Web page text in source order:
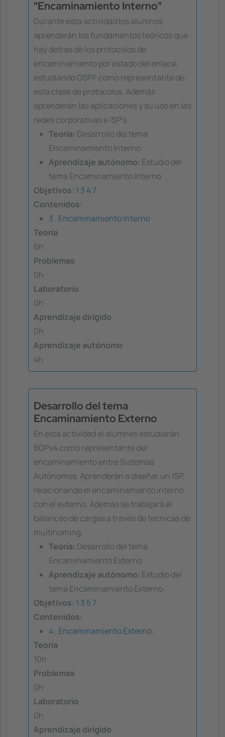
"Encaminamiento Interno"
Durante esta actividad los alumnos
aprenderán los fundamentos teóricos que
hay detras de los protocolos de
encaminamiento por estado del enlace,
estudiando OSPF como representante de
esta clase de protocolos. Además
aprenderán las aplicaciones y su uso en las
redes corporativas e ISP's.
Teoría: Desarrollo del tema
Encaminamiento Interno
Aprendizaje autónomo: Estudio del
tema Encaminamiento Interno
Objetivos: 1 3 47
Contenidos:
3 . Encaminamiento Interno
Teoría
6h
Problemas
0h
Laboratorio
0h
Aprendizaje dirigido
0h
Aprendizaje autónomo
4h
Desarrollo del tema
Encaminamiento Externo
En esta actividad el alumnes estudiarán
BGPv4 como representante del
encaminamiento entre Sistemas
Autónomos. Aprenderán a diseñar un ISP,
relacionando el encaminamiento interno
con el externo. Además se trabajará el
balanceo de cargas a través de tecnicas de
multihoming.
Teoría: Desarrollo del tema
Encaminamiento Externo
Aprendizaje autónomo: Estudio del
tema Encaminamiento Externo
Objetivos: 1 3 57
Contenidos:
4 . Encaminamiento Externo.
Teoría
10h
Problemas
0h
Laboratorio
0h
Aprendizaje dirigido